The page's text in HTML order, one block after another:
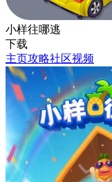
小样往哪逃
下载
主页攻略社区视频